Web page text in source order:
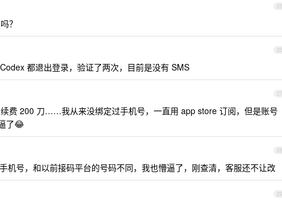
25
？
26
都退出登录，验证了两次，目前是没有 SMS
27
费 200 刀……我从来没绑定过手机号，一直用 app store 订阅，但是账号
了😂
28
机号，和以前接码平台的号码不同，我也懵逼了，刚查清，客服还不让改
29